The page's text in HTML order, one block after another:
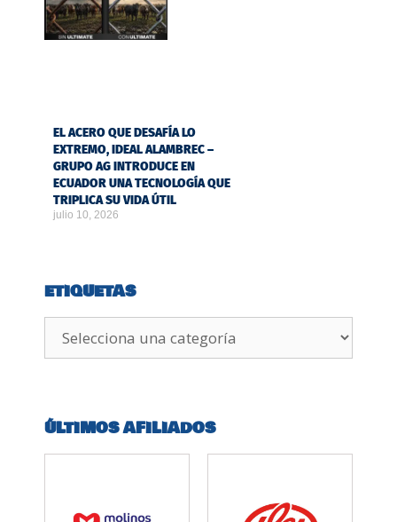
EL ACERO QUE DESAFÍA LO
EXTREMO, IDEAL ALAMBREC –
GRUPO AG INTRODUCE EN
ECUADOR UNA TECNOLOGÍA QUE
TRIPLICA SU VIDA ÚTIL
julio 10, 2026
ETIQUETAS
ÚLTIMOS AFILIADOS